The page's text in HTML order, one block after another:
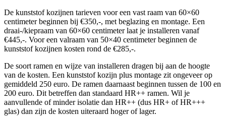
De kunststof kozijnen tarieven voor een vast raam van 60×60
centimeter beginnen bij €350,-, met beglazing en montage. Een
draai-/kiepraam van 60×60 centimeter laat je installeren vanaf
€445,-. Voor een valraam van 50×40 centimeter beginnen de
kunststof kozijnen kosten rond de €285,-.
De soort ramen en wijze van installeren dragen bij aan de hoogte
van de kosten. Een kunststof kozijn plus montage zit ongeveer op
gemiddeld 250 euro. De ramen daarnaast beginnen tussen de 100 en
200 euro. Dit betreffen dan standaard HR++ ramen. Wil je
aanvullende of minder isolatie dan HR++ (dus HR+ of HR+++
glas) dan zijn de kosten uiteraard hoger of lager.